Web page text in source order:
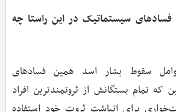
فسادهای سیستماتیک در این راستا چه
سقوط بشار اسد همین فسادهای
تمام بستگانش از ثروتمندترین افراد